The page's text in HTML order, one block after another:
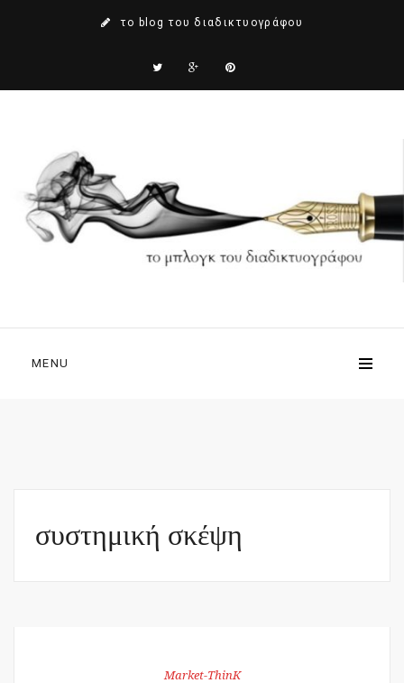
το blog του διαδικτυογράφου
MENU
συστημική σκέψη
Market-ThinK